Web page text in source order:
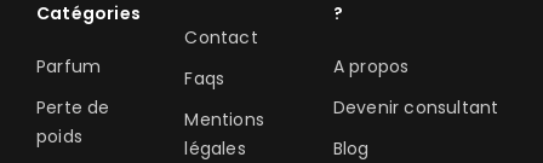
?
A propos
Devenir consultant
Blog
Contact
Faqs
Mentions
légales
Catégories
Parfum
Perte de
poids